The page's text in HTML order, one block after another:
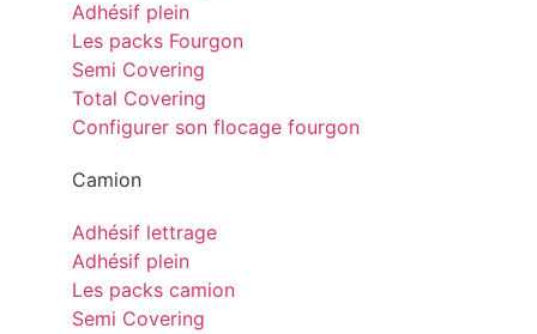
Adhésif plein
Les packs Fourgon
Semi Covering
Total Covering
Configurer son flocage fourgon
Camion
Adhésif lettrage
Adhésif plein
Les packs camion
Semi Covering